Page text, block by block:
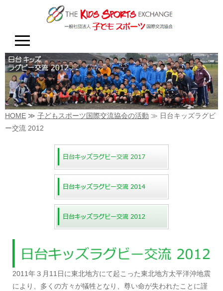
HOME ≫ 子どもスポーツ国際交流協会の活動 ≫ 日台キッズラグビ
ー交流 2012
日台キッズラグビー交流 2017
日台キッズラグビー交流 2012
2011年３月11日に東北地方にて起こった東北地方太平洋沖地震
により、多くの方々が犠牲となり、尊い命が失われたことに謹